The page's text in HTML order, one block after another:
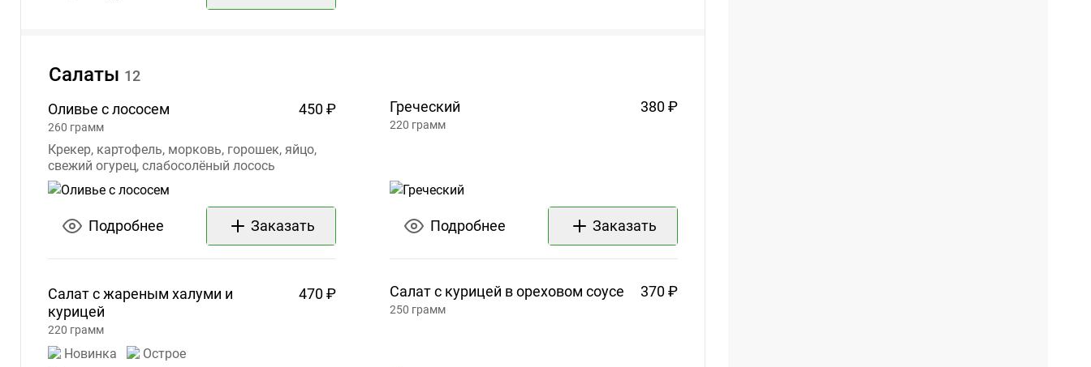
Салаты 12
Оливье слососем 450 ₽
260 грамм
Крекер, картофель, морковь, горошек, яйцо,
свежий огурец, слабосолёный лосось
Подробнее Заказать
Греческий 380 ₽
220 грамм
Подробнее Заказать
Салат с жареным халуми и
курицей
470 ₽
220 грамм
Новинка Острое
Салат с курицей в ореховом соусе 370 ₽
250 грамм